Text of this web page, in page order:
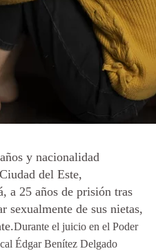
y nacionalidad
del Este,
a 25 años de prisión tras
sexualmente de sus nietas,
Durante el juicio en el Poder
Édgar Benítez Delgado